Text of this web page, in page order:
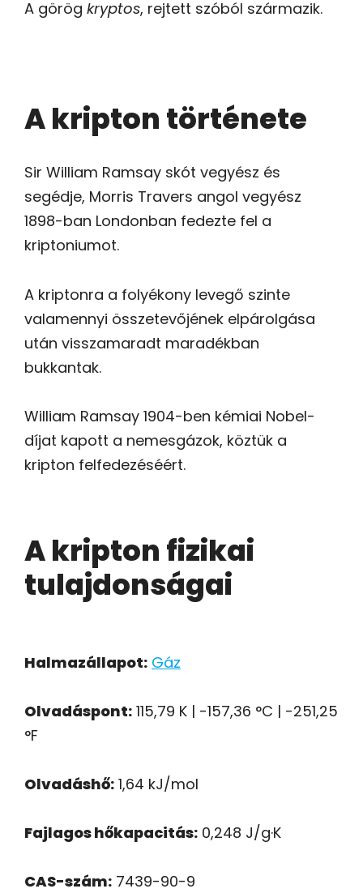
A görög kryptos, rejtett szóból származik.
A kripton története
Sir William Ramsay skót vegyész és
segédje, Morris Travers angol vegyész
1898-ban Londonban fedezte fel a
kriptoniumot.
A kriptonra a folyékony levegő szinte
valamennyi összetevőjének elpárolgása
után visszamaradt maradékban
bukkantak.
William Ramsay 1904-ben kémiai Nobel-
díjat kapott a nemesgázok, köztük a
kripton felfedezéséért.
A kripton fizikai
tulajdonságai
Halmazállapot: Gáz
Olvadáspont: 115,79 K | -157,36 °C | -251,25
°F
Olvadáshő: 1,64 kJ/mol
Fajlagos hőkapacitás: 0,248 J/g·K
CAS-szám: 7439-90-9